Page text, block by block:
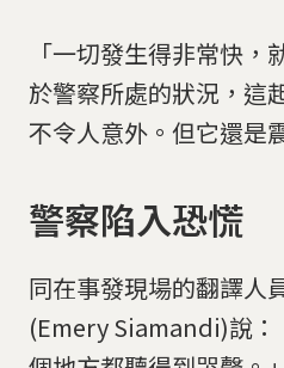
「一切發生得非常快
於警察所處的狀況，這
不令人意外。但它還是
警察陷入恐慌
同在事發現場的翻譯人
(Emery Siamandi)說